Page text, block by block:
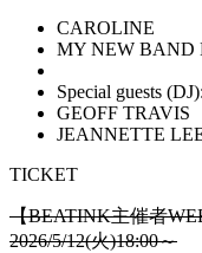
CAROLINE
MY NEW BAND
Special guests (DJ):
GEOFF TRAVIS
JEANNETTE
TICKET
【BEATINK主催者
2026/5/12(火)18:00～